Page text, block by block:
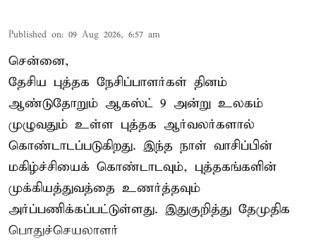
Published on: 09 Aug 2026, 6:57 am
சென்னை,
தேசிய புத்தக நேசிப்பாளர்கள் தினம்
ஆண்டுதோறும் ஆகஸ்ட் 9 அன்று உலகம்
முழுவதும் உள்ள புத்தக ஆர்வலர்களால்
கொண்டாடப்படுகிறது. இந்த நாள் வாசிப்பின்
மகிழ்ச்சியைக் கொண்டாடவும், புத்தகங்களின்
முக்கியத்துவத்தை உணர்த்தவும்
அர்ப்பணிக்கப்பட்டுள்ளது. இதுகுறித்து தேமுதிக
பொதுச்செயலாளர்